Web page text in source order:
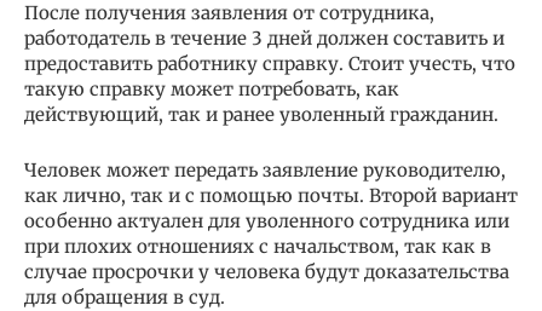
После получения заявления от сотрудника,
работодатель в течение 3 дней должен составить и
предоставить работнику справку. Стоит учесть, что
такую справку может потребовать, как
действующий, так и ранее уволенный гражданин.
Человек может передать заявление руководителю,
как лично, так и с помощью почты. Второй вариант
особенно актуален для уволенного сотрудника или
при плохих отношениях с начальством, так как в
случае просрочки у человека будут доказательства
для обращения в суд.